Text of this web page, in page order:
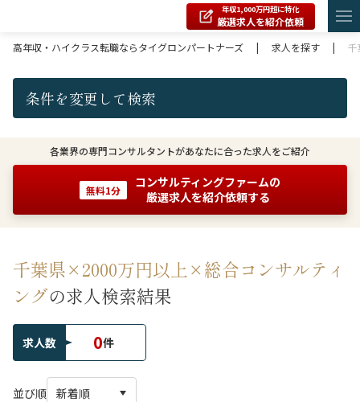
年収1,000万円超に特化
厳選求人を紹介依頼
高年収・ハイクラス転職ならタイグロンパートナーズ
| 求人を探す |
条件を変更して検索
各業界の専門コンサルタントがあなたに合った求人をご紹介
無料1分
コンサルティングファームの
厳選求人を紹介依頼する
千葉県×2000万円以上×総合コンサルティ
ングの求人検索結果
求人数 0件
並び順